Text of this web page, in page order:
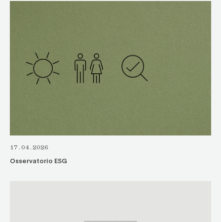
17.04.2026
Osservatorio ESG